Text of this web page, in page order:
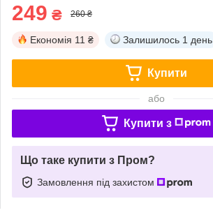
249 ₴ 260 ₴
Економія 11 ₴ Залишилось 1 день
Купити
або
Купити з
Що таке купити з Пром?
Замовлення під захистом